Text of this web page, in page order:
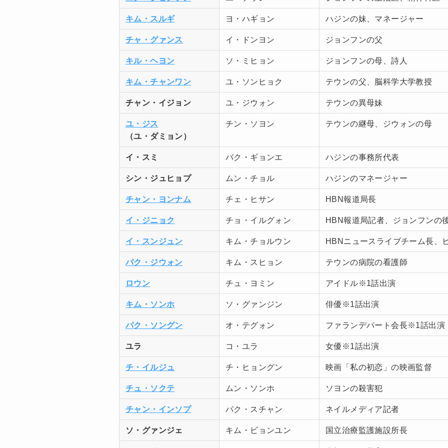
キム・スルギ ヨ・ハギョン ハジンの妹、マネージャー
チャ・グァンス イ・ドンヨン ジョンフンの父
キル・ヘヨン ソ・ミヒョン ジョンフンの母、詩人
キム・チャンワン ユ・ソンヒョク テウンの父、脳科学大学教授
チャン・イジョン ユ・ジウォン テウンの異母妹
ユ・ジス
（ユ・ダミョン）
チン・ソヨン テウンの継母、ジウォンの母
イ・スミ バク・ギョンエ ハジンの事務所代表
シン・ジュヒョプ ムン・チョル ハジンのマネージャー
チャン・ヨンナム チェ・ヒサン HBN報道局長
イ・ジニョク チョ・イルグォン HBN報道局記者、ジョンフンの
イ・スンジュン キム・チョルウン HBNニュースライブチーム長、
パク・ジウォン キム・スヒョン テウンの病院の看護師
ロウン チュ・ヨミン アイドル※1話出演
キム・ソンホ ソ・グァンジン 俳優※1話出演
パク・ソングン オ・テグォン ファランデパート会長※1話出演
ユラ コ・ユラ 女優※1話出演
チ・イルジュ チ・ヒョングン 映画「私の初恋」の映画監督
チュ・ソクテ ムン・ソンホ ソヨンの殺害犯
チャン・インソプ パク・スチャン ネイルメディア記者
ソ・グァンジェ キム・ビョンユン 国立治療監護施設所長